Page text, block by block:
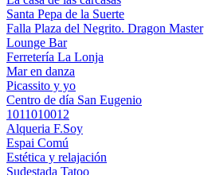
Santa Pepa de la Suerte
Falla Plaza del Negrito. Dragon Master
Lounge Bar
Ferretería La Lonja
Mar en danza
Picassito y yo
Centro de día San Eugenio
1011010012
Alqueria F.Soy
Espai Comú
Estética y relajación
Sudestada Tatoo